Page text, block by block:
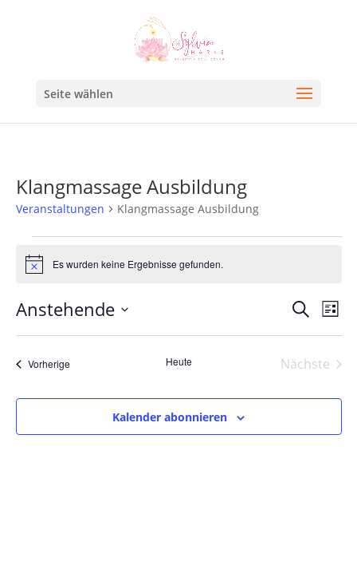
Seite wählen
Klangmassage Ausbildung
Veranstaltungen Klangmassage Ausbildung
HinweisEs wurden keine Ergebnisse gefunden.
Suche
und
SucheListe
Anstehende
Datum
wählen.
VorherigeVeranstaltungen Heute
Nächste
Kalender abonnieren